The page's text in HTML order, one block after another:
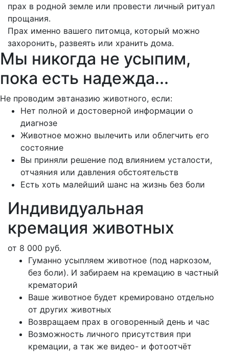
прах в родной земле или провести личный ритуал
прощания.
Прах именно вашего питомца, который можно
захоронить, развеять или хранить дома.
Мы никогда не усыпим,
пока есть надежда...
Не проводим эвтаназию животного, если:
Нет полной и достоверной информации о
диагнозе
Животное можно вылечить или облегчить его
состояние
Вы приняли решение под влиянием усталости,
отчаяния или давления обстоятельств
Есть хоть малейший шанс на жизнь без боли
Индивидуальная
кремация животных
от 8 000 руб.
Гуманно усыпляем животное (под наркозом,
без боли). И забираем на кремацию в частный
крематорий
Ваше животное будет кремировано отдельно
от других животных
Возвращаем прах в оговоренный день и час
Возможность личного присутствия при
кремации, а так же видео- и фотоотчёт